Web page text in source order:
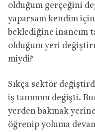
olduğum gerçeğini
yaparsam kendim
beklediğine inancım
olduğum yeri
miydi?
Sıkça sektör
iş tanımım değişti.
yerden bakmak
öğrenip yoluma